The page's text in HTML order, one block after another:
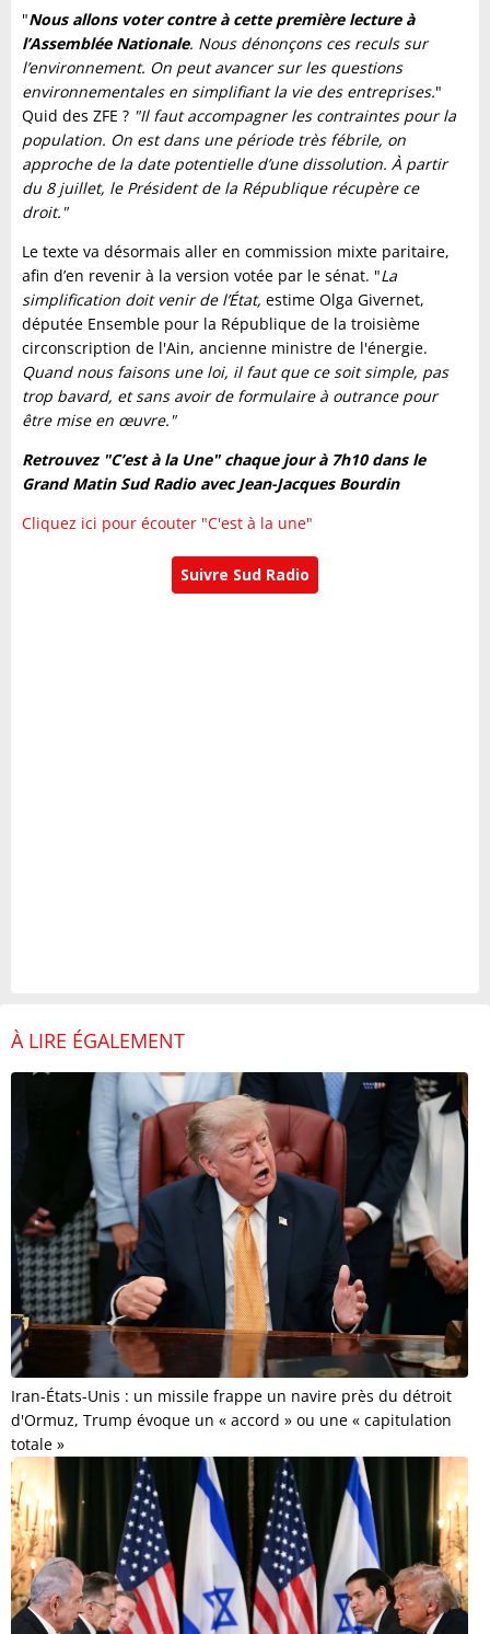
"Nous allons voter contre à cette première lecture à
l’Assemblée Nationale. Nous dénonçons ces reculs sur
l’environnement. On peut avancer sur les questions
environnementales en simplifiant la vie des entreprises."
Quid des ZFE ? "Il faut accompagner les contraintes pour la
population. On est dans une période très fébrile, on
approche de la date potentielle d’une dissolution. À partir
du 8 juillet, le Président de la République récupère ce
droit."
Le texte va désormais aller en commission mixte paritaire,
afin d’en revenir à la version votée par le sénat. "La
simplification doit venir de l’État, estime Olga Givernet,
députée Ensemble pour la République de la troisième
circonscription de l'Ain, ancienne ministre de l'énergie.
Quand nous faisons une loi, il faut que ce soit simple, pas
trop bavard, et sans avoir de formulaire à outrance pour
être mise en œuvre."
Retrouvez "C’est à la Une" chaque jour à 7h10 dans le
Grand Matin Sud Radio avec Jean-Jacques Bourdin
Cliquez ici pour écouter "C'est à la une"
Suivre Sud Radio
À LIRE ÉGALEMENT
Iran-États-Unis : un missile frappe un navire près du détroit
d'Ormuz, Trump évoque un « accord » ou une « capitulation
totale »